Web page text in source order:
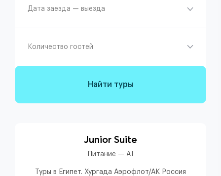
Дата заезда — выезда
Количество гостей
Найти туры
Junior Suite
Питание — AI
Туры в Египет. Хургада Аэрофлот/АК Россия